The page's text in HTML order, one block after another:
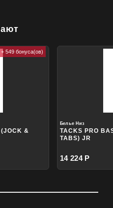
+ 549 бонуса(ов)
(JOCK &
Белье Низ
TACKS PRO
TABS) JR
14 224 Р